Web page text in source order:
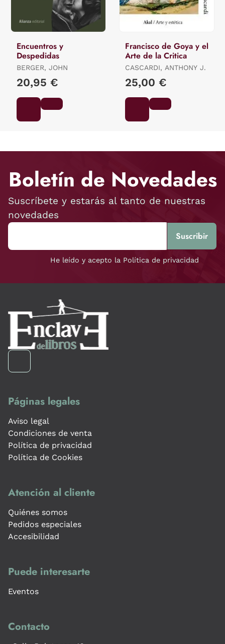
Encuentros y
Despedidas
BERGER, JOHN
20,95 €
Francisco de Goya y el
Arte de la Critica
CASCARDI, ANTHONY J.
25,00 €
Boletín de Novedades
Suscríbete y estarás al tanto de nuestras
novedades
He leído y acepto la Política de privacidad
Páginas legales
Aviso legal
Condiciones de venta
Política de privacidad
Política de Cookies
Atención al cliente
Quiénes somos
Pedidos especiales
Accesibilidad
Puede interesarte
Eventos
Contacto